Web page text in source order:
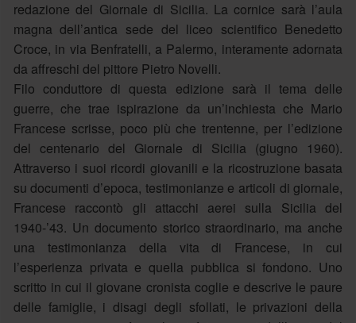
redazione del Giornale di Sicilia. La cornice sarà l’aula
magna dell’antica sede del liceo scientifico Benedetto
Croce, in via Benfratelli, a Palermo, interamente adornata
da affreschi del pittore Pietro Novelli.
Filo conduttore di questa edizione sarà il tema delle
guerre, che trae ispirazione da un’inchiesta che Mario
Francese scrisse, poco più che trentenne, per l’edizione
del centenario del Giornale di Sicilia (giugno 1960).
Attraverso i suoi ricordi giovanili e la ricostruzione basata
su documenti d’epoca, testimonianze e articoli di giornale,
Francese raccontò gli attacchi aerei sulla Sicilia del
1940-’43. Un documento storico straordinario, ma anche
una testimonianza della vita di Francese, in cui
l’esperienza privata e quella pubblica si fondono. Uno
scritto in cui il giovane cronista coglie e descrive le paure
delle famiglie, i disagi degli sfollati, le privazioni della